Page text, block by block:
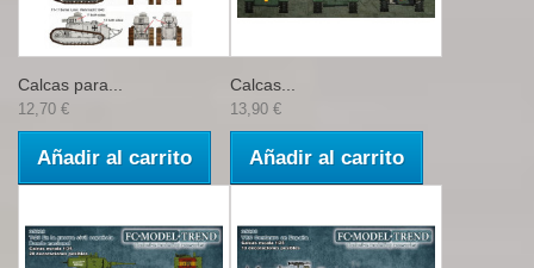
Calcas para...
12,70 €
Añadir al carrito
Calcas...
13,90 €
Añadir al carrito